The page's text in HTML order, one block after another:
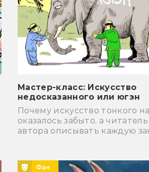
Мастер-класс: Искусство
недосказанного или югэн
Почему искусство тонкого
оказалось забыто, а
автора описывать каждую
Фан